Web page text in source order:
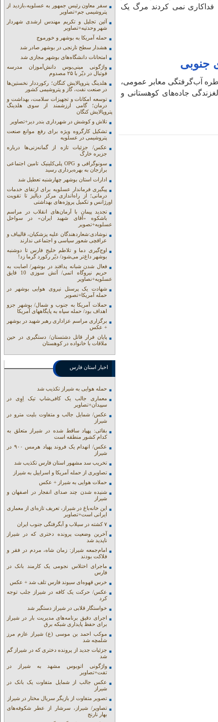
فداکاری نمی کردند مرگ یک
جنوبی
آب‌گرفتگی معابر عمومی،
جاده‌های کوهستانی و
سفر معاون رئیس جمهور به عسلویه،بازدید از
پتروشیمی جم+تصاویر
آئین تجلیل و تکریم مهندس ارشدی شهردار
شهر وحدتیه+تصاویر
حمله آمریکا به بوشهر و خورموج
هشدار سطح نارنجی در بوشهر صادر شد
امتحانات دانشگاه‌های بوشهر مجازی شد
واژگونی مینی‌بوس دانش‌آموزان مدرسه
فوتبال در دیّر با ۲۵ مصدوم
هلدینگ پتروپالایش کنگان؛ رکورددار نخستین‌ها
در صنعت نفت، گاز و پتروشیمی کشور
توسعه امکانات و تجهیزات سلامت، بهداشت و
درمان؛ گامی ارزشمند از سوی هلدینگ
پتروپالایش کنگان
تلاش و کوشش در شهرداری بندر دیر+تصاویر
تشکیل کارگروه ویژه برای رفع موانع صنعت
پتروشیمی در عسلویه
عکس/ جزئیات تازه از گمانه‌زنی‌ها درباره
جزیره خارگ
سونوگرافی و OPG پلی‌کلینیک تامین اجتماعی
برازجان به بهره‌برداری رسید
ادارات استان بوشهر چهارشنبه تعطیل شد
پیگیری فرماندار عسلویه برای ارتقای خدمات
درمانی؛ از راه‌اندازی مرکز دیالیز تا تقویت
اورژانس و تکمیل پروژه‌های بهداشتی
تجدید پیمان با آرمان‌های انقلاب در مراسم
باشکوه «آقای شهید ایران» در سواحل
عسلویه+تصویر
نوشادی:شعاردهندگان علیه پزشکیان، قالیباف و
عراقچی شعور سیاسی و اجتماعی ندارند
اوج‌گیری دما و تلاطم خلیج فارس تا دوشنبه
بوشهر داغ‌تر می‌شود/ دیّر رکورد گرما زد!
فعال شدن شبانه پدافند در بوشهر/ اصابت به
حریم نیروگاه اتمی/ آتش سوزی 10 قایق
عسلویه+نصاویر
شهادت یک پرسنل نیروی هوایی بوشهر در
حمله آمریکا+تصویر
حملات آمریکا به جنوب و شمال/ بوشهر جزو
اهداف بود/ حمله سپاه به پایگاههای آمریکا
برگزاری مراسم عزاداری رهبر شهید در بوشهر
+ عکس
پایان فرار قاتل دشتستان/ دستگیری در حین
ملاقات با خانواده در کوهستان
اخبار استان فارس
حمله هوایی به شیراز تکذیب شد
معماری جالب یک کافی‌شاپ تیک اِوِی در
سپیدان+تصاویر
عکس/ شمایل جالب و متفاوت بلیت مترو در
شیراز
بقائی: پهپاد ساقط شده در شیراز متعلق به
کدام کشور منطقه است
عکس/ انهدام یک فروند پهپاد هرمس ۹۰۰ در
شیراز
تخریب سد مشهور استان فارس تکذیب شد
تصاویری از حمله آمریکا و اسراییل به شیراز
حملات هوایی به شیراز + عکس
شنیده شدن چند صدای انفجار در اصفهان و
شیراز
این خانه‌باغ در شیراز، تعریف تازه‌ای از معماری
ایرانی است+تصاویر
۷ کشته در سیلاب و آبگرفتگی جنوب ایران
آخرین وضعیت پرونده دختری که در شیراز
ناپدید شد
امام‌جمعه شیراز: زمان شاه، مردم در فقر و
فلاکت بودند
ماجرای اختلاس نجومی یک کارمند بانک در
فارس
خرس قهوه‌ای سیوند فارس تلف شد + عکس
عکس/ حرکت یک کافه در شیراز جلب توجه
کرد
خواستگار قلابی در شیراز دستگیر شد
اجرای دقیق برنامه‌های مدیریت بار در شیراز
برای حفظ پایداری شبکه برق
موکب احمد بن موسی (ع) شیراز عازم مرز
شلمچه شد
جزئیات جدید از پرونده دختری که در شیراز گم
شد
واژگونی اتوبوس مشهد به شیراز در
تفت+تصاویر
عکس جالب از شمایل متفاوت یک بانک در
شیراز
تصویر متفاوت از بازیگر سریال مختار در شیراز
تصاویر/ شیراز، سرشار از عطر شکوفه‌های
بهار نارنج